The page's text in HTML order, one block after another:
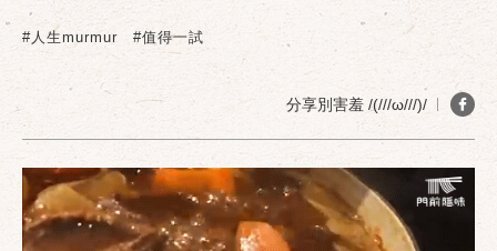
#人生murmur #值得一試
分享別害羞 /(///ω///)/